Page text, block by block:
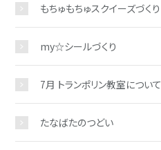
もちゅもちゅスクイーズづくり
my☆シールづくり
7月 トランポリン教室について
たなばたのつどい